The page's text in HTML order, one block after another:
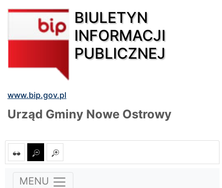
BIULETYN
INFORMACJI
PUBLICZNEJ
www.bip.gov.pl
Urząd Gminy Nowe Ostrowy
MENU